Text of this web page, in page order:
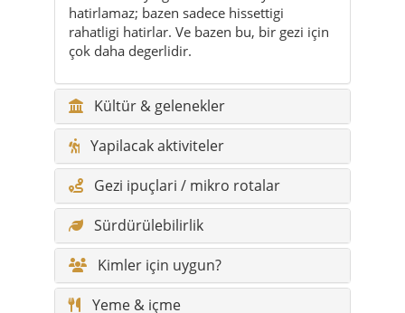
Kültür & gelenekler
Yapilacak aktiviteler
Gezi ipuçlari / mikro rotalar
Sürdürülebilirlik
Kimler için uygun?
Yeme & içme
Doga & açik hava
Festivaller & etkinlikler